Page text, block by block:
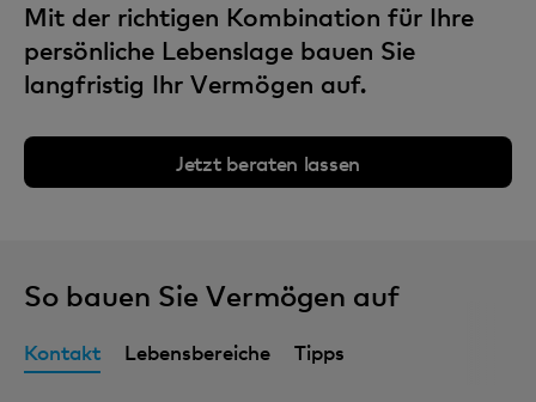
Mit der richtigen Kombination für Ihre
persönliche Lebenslage bauen Sie
langfristig Ihr Vermögen auf.
Jetzt beraten lassen
So bauen Sie Vermögen auf
Kontakt Lebensbereiche Tipps